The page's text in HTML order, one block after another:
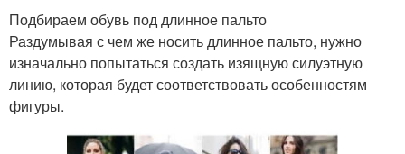
Подбираем обувь под длинное пальто
Раздумывая с чем же носить длинное пальто, нужно
изначально попытаться создать изящную силуэтную
линию, которая будет соответствовать особенностям
фигуры.